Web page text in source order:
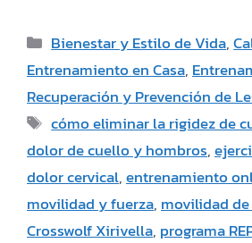
Bienestar y Estilo de Vida,
Entrenamiento en Casa,
Recuperación y Prevención de
cómo eliminar la rigidez de
dolor de cuello y hombros,
dolor cervical,entrenamiento
movilidad y fuerza, movilidad
Crosswolf Xirivella, programa